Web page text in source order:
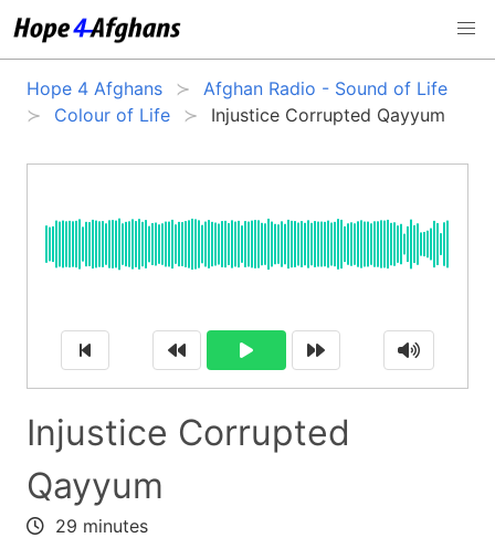
Hope 4 Afghans
Afghan Radio - Sound of Life
Colour of Life
Injustice Corrupted Qayyum
Injustice Corrupted
Qayyum
29 minutes